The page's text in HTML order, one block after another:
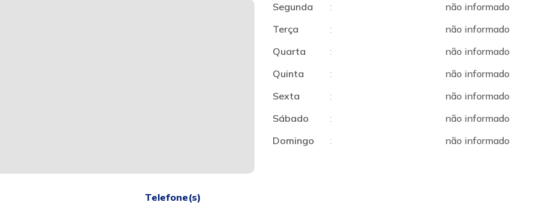
Segunda :
não informado
Terça
:
não informado
Quarta
:
não informado
Quinta
:
não informado
Sexta
:
não informado
Sábado
:
não informado
Domingo
: não informado
Telefone(s)